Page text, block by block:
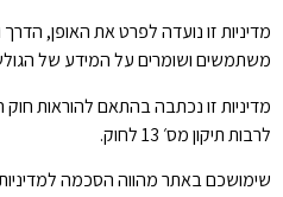
מדיניות זו נועדה לפרט את האופן,
משתמשים ושומרים על המידע של
לרבות תיקון מס׳ 13 לחוק.
שימושכם באתר מהווה הסכמה